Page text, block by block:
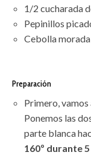
1/2 cucharada
Pepinillos
Cebolla
Preparación
Primero,
Ponemos las
parte blanca
160º durante